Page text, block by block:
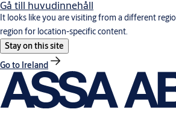
Gå till huvudinnehåll
It looks like you are visiting from a different
region for location-specific content.
Stay on this site
Go to Ireland